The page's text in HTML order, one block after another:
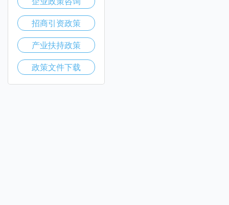
招商引资政策
产业扶持政策
政策文件下载